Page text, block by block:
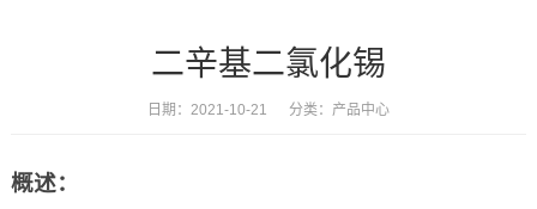
二辛基二氯化锡
日期：2021-10-21 分类： 产品中心
概述：